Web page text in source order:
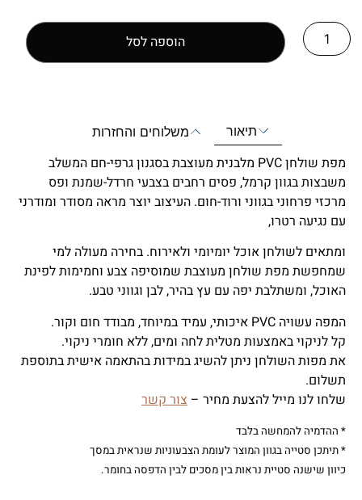
הוספה לסל
תיאור משלוחים והחזרות
מפת שולחן PVC מלבנית מעוצבת בסגנון גרפי-חם המשלב
משבצות בגוון קרמל, פסים רחבים בצבעי חרדל-שמנת ופס
מרכזי פרחוני בגווני ורוד-חום. העיצוב יוצר מראה מסודר ומודרני
עם נגיעה רטרו,
ומתאים לשולחן אוכל יומיומי ולאירוח. בחירה מעולה למי
שמחפשת מפת שולחן מעוצבת שמוסיפה צבע וחמימות לפינת
האוכל, ומשתלבת יפה עם עץ בהיר, לבן וגווני טבע.
המפה עשויה PVC איכותי, עמיד במיוחד, מבודד חום וקור.
קל לניקוי באמצעות מטלית לחה ומים, ללא חומרי ניקוי.
את מפות השולחן ניתן להשיג במידות בהתאמה אישית בתוספת
תשלום.
שלחו לנו מייל להצעת מחיר – צור קשר
* ההדמיה להמחשה בלבד
* תיתכן סטייה בגוון המוצר לעומת הצבעוניות שנראית במסך
כיוון שישנה סטיית נראות בין מסכים לבין הדפסה בחומר.